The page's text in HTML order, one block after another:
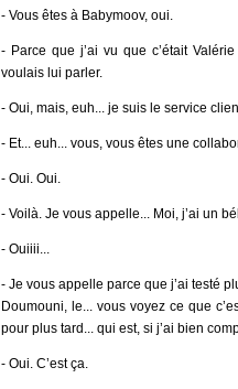
- Vous êtes à Babymoov, oui.
- Parce que j’ai vu que c’était
voulais lui parler.
- Oui, mais, euh... je suis le service
- Et... euh... vous, vous êtes une
- Oui. Oui.
- Voilà. Je vous appelle... Moi, j’ai un
- Ouiiii...
- Je vous appelle parce que j’ai testé
Doumouni, le... vous voyez ce que
pour plus tard... qui est, si j’ai bien
- Oui. C’est ça.